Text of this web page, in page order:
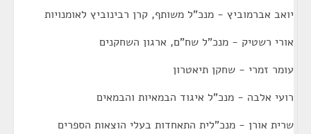
יואב אברמוביץ - מנכ"ל משותף, קרן רבינוביץ לאומנויות
אורי רשטיק - מנכ"ל שח"ם, ארגון השחקנים
עומר זמרי - שחקן תיאטרון
רועי אלבה - מנכ"ל איגוד הבמאיות והבמאים
שרית אורן - מנכ"לית התאחדות בעלי הוצאות הספרים